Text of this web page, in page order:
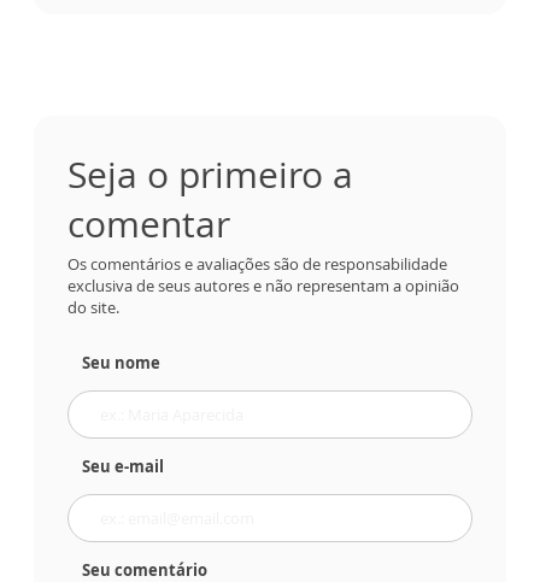
Seja o primeiro a
comentar
Os comentários e avaliações são de responsabilidade
exclusiva de seus autores e não representam a opinião
do site.
Seu nome
Seu e-mail
Seu comentário